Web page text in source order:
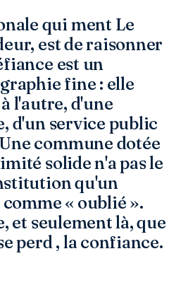
qui ment Le
est de raisonner
est un
fine : elle
l'autre, d'une
d'un service public
commune dotée
solide n'a pas le
qu'un
« oublié ».
et seulement là, que
perd , la confiance.